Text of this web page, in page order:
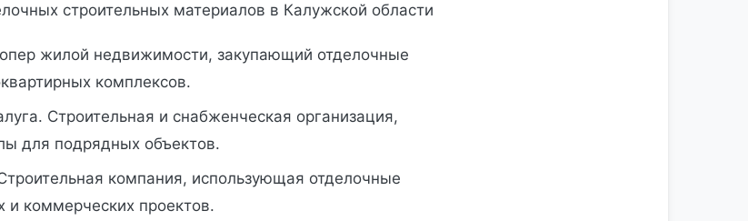
строительных материалов в Калужской области
жилой недвижимости, закупающий отделочные
комплексов.
Строительная и снабженческая организация,
для подрядных объектов.
компания, использующая отделочные
коммерческих проектов.